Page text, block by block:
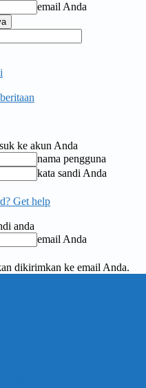
email Anda
ke akun Anda
nama pengguna
kata sandi Anda
Get help
anda
email Anda
dikirimkan ke email Anda.